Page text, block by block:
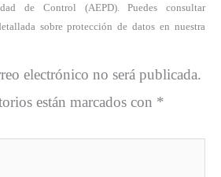
de Control (AEPD). Puedes consultar
sobre protección de datos en nuestra
electrónico no será publicada.
están marcados con *